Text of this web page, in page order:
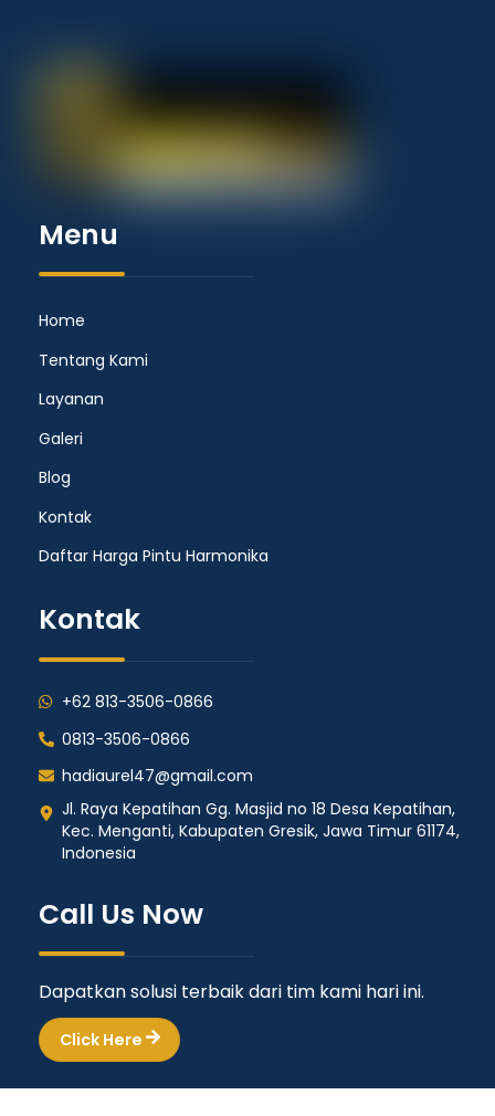
Menu
Home
Tentang Kami
Layanan
Galeri
Blog
Kontak
Daftar Harga Pintu Harmonika
Kontak
+62 813-3506-0866
0813-3506-0866
hadiaurel47@gmail.com
Jl. Raya Kepatihan Gg. Masjid no 18 Desa Kepatihan,
Kec. Menganti, Kabupaten Gresik, Jawa Timur 61174,
Indonesia
Call Us Now
Dapatkan solusi terbaik dari tim kami hari ini.
Click Here